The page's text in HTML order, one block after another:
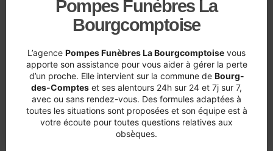
Pompes Funèbres La
Bourgcomptoise
L’agence Pompes Funèbres La Bourgcomptoise vous
apporte son assistance pour vous aider à gérer la perte
d’un proche. Elle intervient sur la commune de Bourg-
des-Comptes et ses alentours 24h sur 24 et 7j sur 7,
avec ou sans rendez-vous. Des formules adaptées à
toutes les situations sont proposées et son équipe est à
votre écoute pour toutes questions relatives aux
obsèques.